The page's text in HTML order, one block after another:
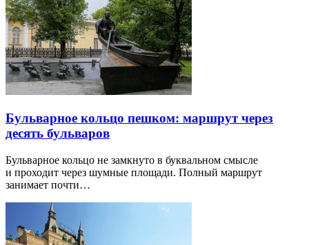
Бульварное кольцо пешком: маршрут через
десять бульваров
Бульварное кольцо не замкнуто в буквальном смысле
и проходит через шумные площади. Полный маршрут
занимает почти…